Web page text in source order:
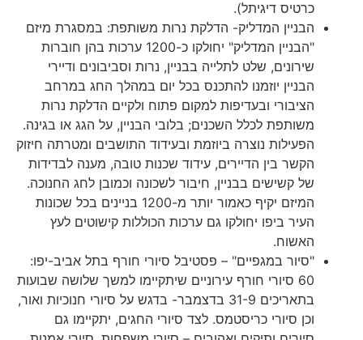
כרטיס דיגיתל).
הבניין המדליק- הדלקת נרות משותפת: במסגרת מיזם
"הבניין המדליק" יחולקו כ-1200 ערכות בהן חוברות
שירונים, שלט לתלייה בבניין, נרות וסביבונים ודיירי
הבניין יוזמנו להתכנס בכל יום במהלך החג במרחב
הציבורי ובעדיפות למקום פתוח ולקיים הדלקת נרות
משותפת לכלל השכנים; בלובי הבניין, על הגג או בגינה.
הפעילות נוצרה ביוזמת ובעידוד התושבים ומטרתה חיזוק
הקשר בין הדיירים, עידוד שכנות טובה, מענה לבדידות
של קשישים בבניין, חיבור לשכונה וכמובן לחג החנוכה.
המיזם יקיף כאמור יותר מ-1200 בניינים בכל שכונות
העיר ביפו יחולקו גם ערכות הכוללות קישוטים לעץ
האשוח.
"סיור במגפיים" – פסטיבל סיורי חורף בתל אביב-יפו:
60 סיורי חורף עירוניים שיתקיימו למשך שלושה שבועות
בתאריכים 31-9 בדצמבר- בדגש על סיורי חנוכיות ואור,
וכן סיורי כריסטמס. לצד סיורי החגים, יתקיימו גם